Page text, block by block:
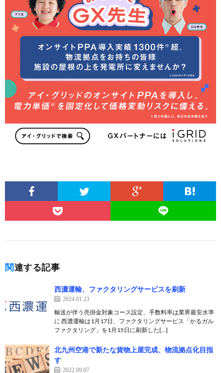
関連する記事
西濃運輸、ファクタリングサービスを刷新
2024.01.23
輸送が伴う売掛金対象コース設定、手数料率は業界最安水準
に 西濃運輸は1月17日、ファクタリングサービス「かるガル
ファクタリング」を1月15日に刷新した[…]
北九州空港で新たな貨物上屋完成、物流拠点化目指
す
2022.09.07